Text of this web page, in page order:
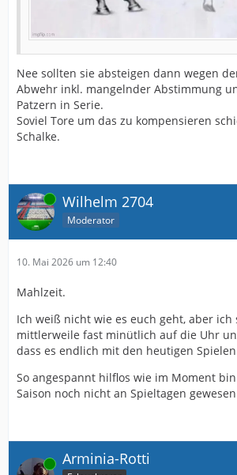
Nee sollten sie absteigen dann wegen
Abwehr inkl. mangelnder Abstimmung
Patzern in Serie.
Soviel Tore um das zu kompensieren
Schalke.
Online Wilhelm 2704
Moderator
10. Mai 2026 um 12:40
Mahlzeit.
Ich weiß nicht wie es euch geht, aber ich
mittlerweile fast minütlich auf die Uhr
dass es endlich mit den heutigen
So angespannt hilflos wie im Moment
Saison noch nicht an Spieltagen
Online Arminia-Rotti